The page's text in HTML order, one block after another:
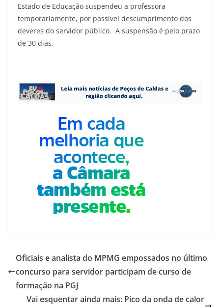
Estado de Educação suspendeu a professora
temporariamente, por possível descumprimento dos
deveres do servidor público. A suspensão é pelo prazo
de 30 dias.
Oficiais e analista do MPMG empossados no último
concurso para servidor participam de curso de
formação na PGJ
Vai esquentar ainda mais: Pico da onda de calor